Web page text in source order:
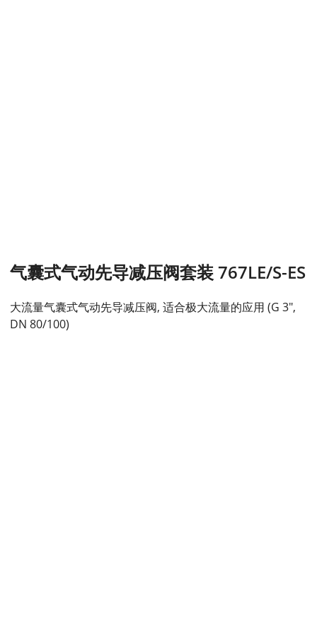
气囊式气动先导减压阀套装 767LE/S-ES
大流量气囊式气动先导减压阀, 适合极大流量的应用 (G 3",
DN 80/100)